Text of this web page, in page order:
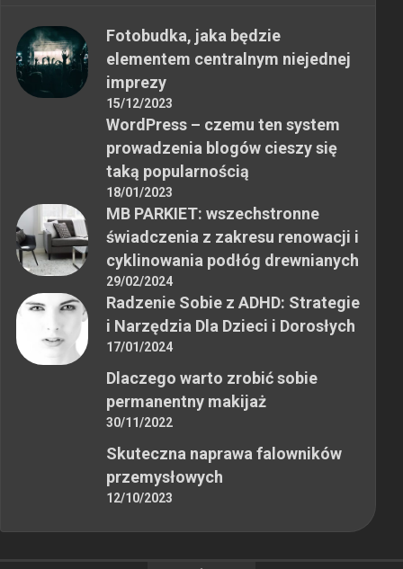
Fotobudka, jaka będzie
elementem centralnym niejednej
imprezy
15/12/2023
WordPress – czemu ten system
prowadzenia blogów cieszy się
taką popularnością
18/01/2023
MB PARKIET: wszechstronne
świadczenia z zakresu renowacji i
cyklinowania podłóg drewnianych
29/02/2024
Radzenie Sobie z ADHD: Strategie
i Narzędzia Dla Dzieci i Dorosłych
17/01/2024
Dlaczego warto zrobić sobie
permanentny makijaż
30/11/2022
Skuteczna naprawa falowników
przemysłowych
12/10/2023